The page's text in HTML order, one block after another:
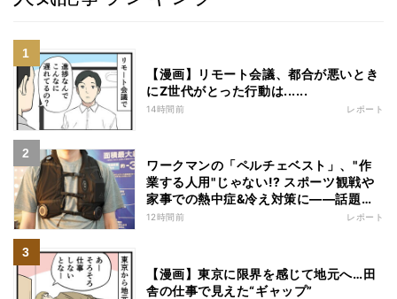
【漫画】リモート会議、都合が悪いとき
にZ世代がとった行動は......
14時間前 レポート
ワークマンの「ペルチェベスト」、"作
業する人用"じゃない!? スポーツ観戦や
家事での熱中症&冷え対策に――話題の
商品を徹底検証
12時間前 レポート
【漫画】東京に限界を感じて地元へ…田
舎の仕事で見えた“ギャップ”